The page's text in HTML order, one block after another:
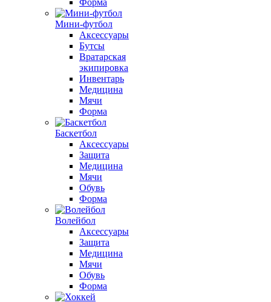
Форма
Мини-футбол
Аксессуары
Бутсы
Вратарская
экипировка
Инвентарь
Медицина
Мячи
Форма
Баскетбол
Аксессуары
Защита
Медицина
Мячи
Обувь
Форма
Волейбол
Аксессуары
Защита
Медицина
Мячи
Обувь
Форма